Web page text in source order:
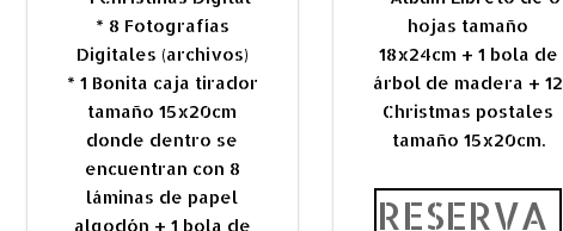
* 8 Fotografías
Digitales (archivos)
* 1 Bonita caja tirador
tamaño 15x20cm
donde dentro se
encuentran con 8
láminas de papel
algodón + 1 bola de
hojas tamaño
18x24cm + 1 bola de
árbol de madera + 12
Christmas postales
tamaño 15x20cm.
RESERVA